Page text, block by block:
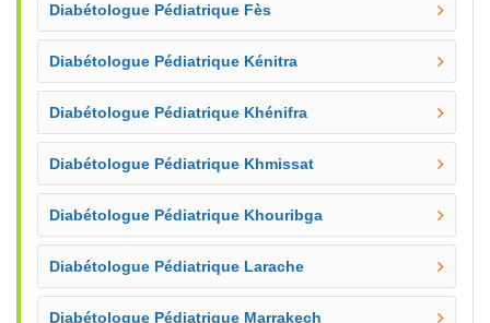
Diabétologue Pédiatrique Fès
Diabétologue Pédiatrique Kénitra
Diabétologue Pédiatrique Khénifra
Diabétologue Pédiatrique Khmissat
Diabétologue Pédiatrique Khouribga
Diabétologue Pédiatrique Larache
Diabétologue Pédiatrique Marrakech